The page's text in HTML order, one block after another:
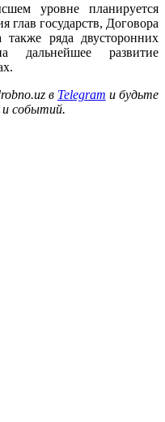
уровне планируется
глав государств, Договора
также ряда двусторонних
дальнейшее развитие
в Telegram и будьте
и событий.